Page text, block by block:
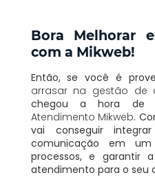
Bora Melhorar
com a Mikweb!
Então, se você é
arrasar na gestão de
chegou a hora
Atendimento Mikweb.
vai conseguir
comunicação em
processos, e garantir
atendimento para o seu